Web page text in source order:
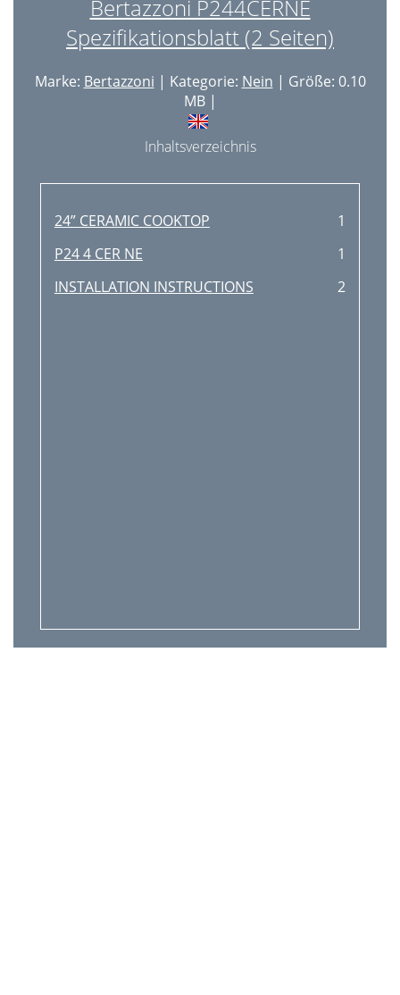
Bertazzoni P244CERNE
Spezifikationsblatt (2 Seiten)
Marke: Bertazzoni | Kategorie: Nein | Größe: 0.10
MB |
Inhaltsverzeichnis
24” CERAMIC COOKTOP
1
P24 4 CER NE
1
INSTALLATION INSTRUCTIONS
2